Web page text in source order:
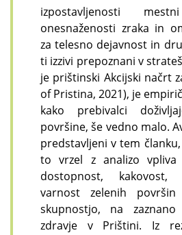
izpostavljenosti
onesnaženosti zraka in
za telesno dejavnost in
ti izzivi prepoznani v
je prištinski Akcijski načrt
of Pristina, 2021), je
kako prebivalci
površine, še vedno malo.
predstavljeni v tem
to vrzel z analizo vpliva
dostopnost, kakovost,
varnost zelenih
skupnostjo, na
zdravje v Prištini. Iz